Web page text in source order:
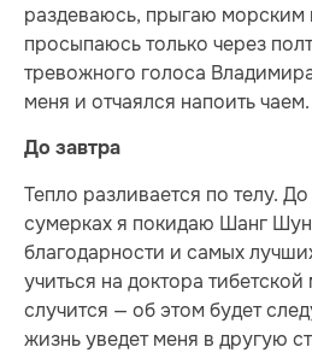
раздеваюсь, прыгаю морским
просыпаюсь только через
тревожного голоса
меня и отчаялся напоить чаем.
До завтра
Тепло разливается по телу.
сумерках я покидаю Шанг
благодарности и самых
учиться на доктора
случится — об этом будет
жизнь уведет меня в другую